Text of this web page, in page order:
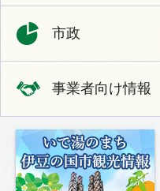
市政
事業者向け情報